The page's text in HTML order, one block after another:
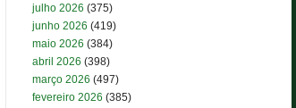
julho 2026 (375)
junho 2026 (419)
maio 2026 (384)
abril 2026 (398)
março 2026 (497)
fevereiro 2026 (385)